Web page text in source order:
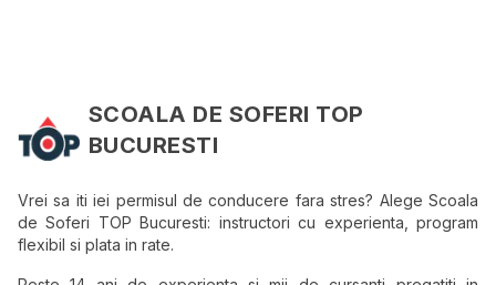
SCOALA DE SOFERI TOP
BUCURESTI
Vrei sa iti iei permisul de conducere fara stres? Alege Scoala
de Soferi TOP Bucuresti: instructori cu experienta, program
flexibil si plata in rate.